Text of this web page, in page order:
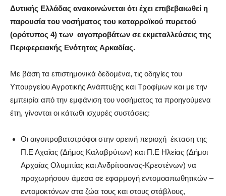
Δυτικής Ελλάδας ανακοινώνεται ότι έχει επιβεβαιωθεί η
παρουσία του νοσήματος του καταρροϊκού πυρετού
(ορότυπος 4) των αιγοπροβάτων σε εκμεταλλεύσεις της
Περιφερειακής Ενότητας Αρκαδίας.
Με βάση τα επιστημονικά δεδομένα, τις οδηγίες του
Υπουργείου Αγροτικής Ανάπτυξης και Τροφίμων και με την
εμπειρία από την εμφάνιση του νοσήματος τα προηγούμενα
έτη, γίνονται οι κάτωθι ισχυρές συστάσεις:
Οι αιγοπροβατοτρόφοι στην ορεινή περιοχή έκταση της
Π.Ε Αχαΐας (Δήμος Καλαβρύτων) και Π.Ε Ηλείας (Δήμοι
Αρχαίας Ολυμπίας και Ανδρίτσαινας-Κρεστένων) να
προχωρήσουν άμεσα σε εφαρμογή εντομοαπωθητικών –
εντομοκτόνων στα ζώα τους και στους στάβλους,